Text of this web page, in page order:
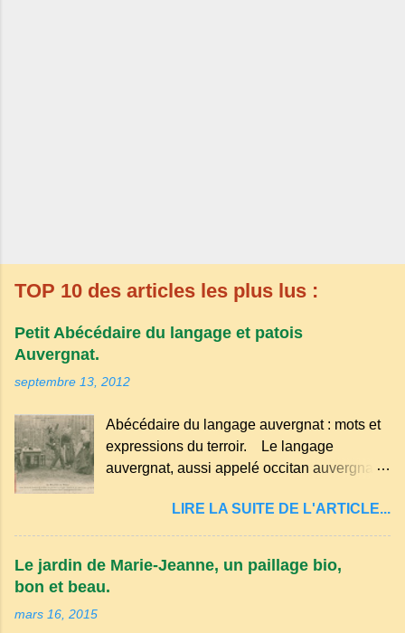
TOP 10 des articles les plus lus :
Petit Abécédaire du langage et patois
Auvergnat.
septembre 13, 2012
Abécédaire du langage auvergnat : mots et
expressions du terroir. Le langage
auvergnat, aussi appelé occitan auvergnat ,
principalement en Auvergne et dans
certaines parties du Massif central . Il
et est classé parmi les dialectes du nord-
LIRE LA SUITE DE L'ARTICLE...
Le jardin de Marie-Jeanne, un paillage bio,
bon et beau.
mars 16, 2015